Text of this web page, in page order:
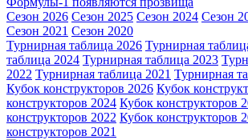
Сезон 2026 Сезон 2025 Сезон 2024 Сезон
Сезон 2021 Сезон 2020
Турнирная таблица 2026 Турнирная
таблица 2024 Турнирная таблица 2023
2022 Турнирная таблица 2021 Турнирная
Кубок конструкторов 2026 Кубок
конструкторов 2024 Кубок конструкторов
конструкторов 2022 Кубок конструкторов
конструкторов 2021